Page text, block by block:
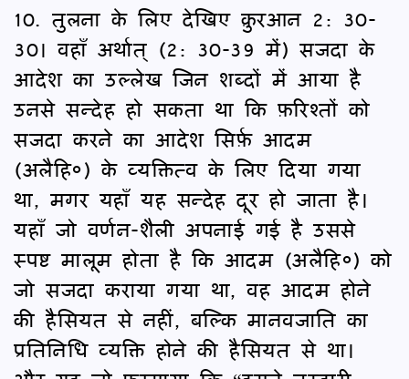
10. तुलना के लिए देखिए क़ुरआन 2: 30-
30। वहाँ अर्थात् (2: 30-39 में) सजदा के
आदेश का उल्लेख जिन शब्दों में आया है
उनसे सन्देह हो सकता था कि फ़रिश्तों को
सजदा करने का आदेश सिर्फ़ आदम
(अलैहि०) के व्यक्तित्व के लिए दिया गया
था, मगर यहाँ यह सन्देह दूर हो जाता है।
यहाँ जो वर्णन-शैली अपनाई गई है उससे
स्पष्ट मालूम होता है कि आदम (अलैहि०) को
जो सजदा कराया गया था, वह आदम होने
की हैसियत से नहीं, बल्कि मानवजाति का
प्रतिनिधि व्यक्ति होने की हैसियत से था।